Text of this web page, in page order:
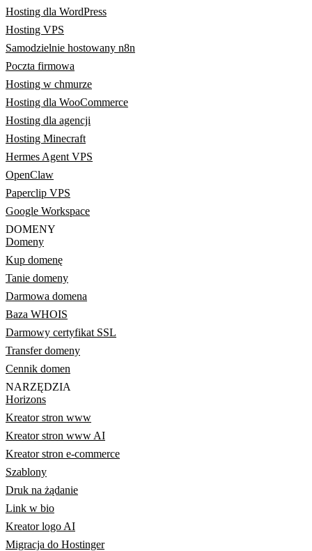
Hosting dla WordPress
Hosting VPS
Samodzielnie hostowany n8n
Poczta firmowa
Hosting w chmurze
Hosting dla WooCommerce
Hosting dla agencji
Hosting Minecraft
Hermes Agent VPS
OpenClaw
Paperclip VPS
Google Workspace
DOMENY
Domeny
Kup domenę
Tanie domeny
Darmowa domena
Baza WHOIS
Darmowy certyfikat SSL
Transfer domeny
Cennik domen
NARZĘDZIA
Horizons
Kreator stron www
Kreator stron www AI
Kreator stron e-commerce
Szablony
Druk na żądanie
Link w bio
Kreator logo AI
Migracja do Hostinger